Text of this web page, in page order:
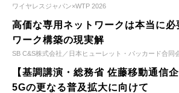
ワイヤレスジャパン×WTP 2026
高価な専用ネットワークは本当に必
ワーク構築の現実解
SB C&S株式会社／日本ヒューレット・パッカード合同
【基調講演・総務省 佐藤移動通信
5Gの更なる普及拡大に向けて